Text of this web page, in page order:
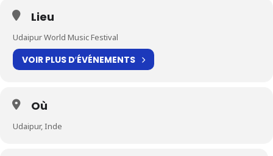
Lieu
Udaipur World Music Festival
VOIR PLUS D′ÉVÉNEMENTS
Où
Udaipur, Inde